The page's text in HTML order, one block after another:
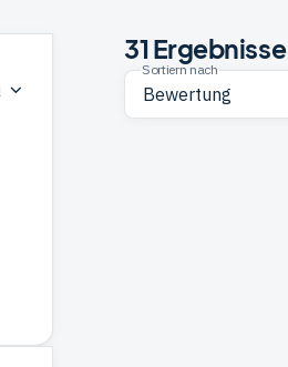
31Ergebnisse
Sortiern nach